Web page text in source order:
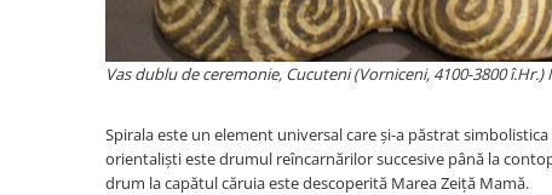
Vas dublu de ceremonie, Cucuteni (Vorniceni, 4100-3800
Spirala este un element universal care și-a păstrat
orientaliști este drumul reîncarnărilor succesive până la
drum la capătul căruia este descoperită Marea Zeiță Mamă.